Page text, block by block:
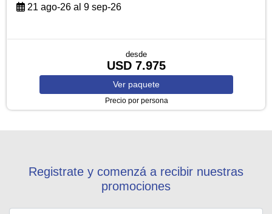
21 ago-26 al 9 sep-26
desde
USD 7.975
Ver paquete
Precio por persona
Registrate y comenzá a recibir nuestras
promociones